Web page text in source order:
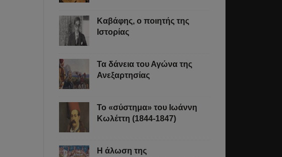
Καβάφης, ο ποιητής της
Ιστορίας
Τα δάνεια του Αγώνα της
Ανεξαρτησίας
Το «σύστημα» του Ιωάννη
Κωλέττη (1844-1847)
Η άλωση της